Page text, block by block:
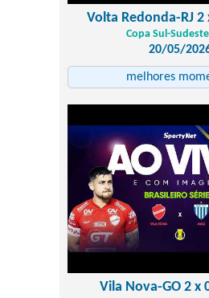
Volta Redonda-RJ 2
Copa Sul-
20/05/
melhores
Vila Nova-GO 2 x